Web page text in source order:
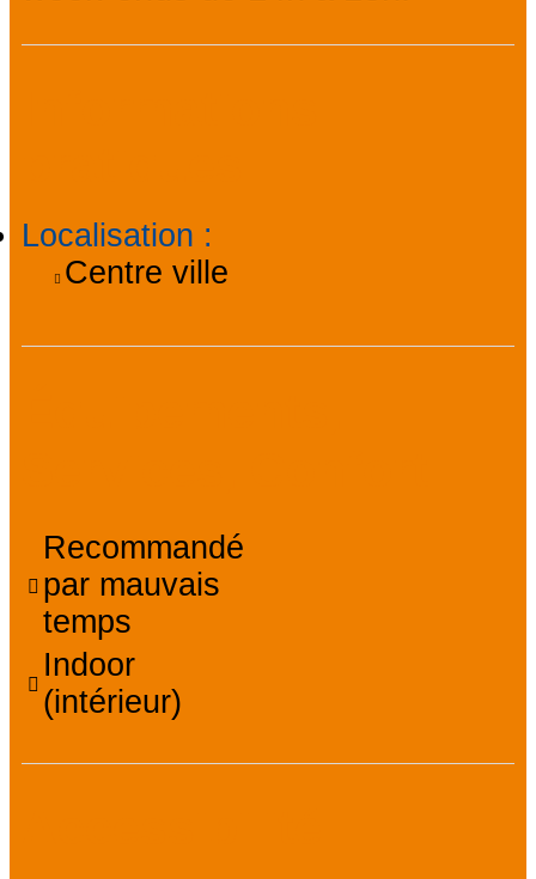
Localisation :
Centre ville
Recommandé
par mauvais
temps
Indoor
(intérieur)